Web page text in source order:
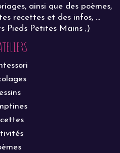
ainsi que des poèmes,
recettes et des infos, ...
Pieds Petites Mains ;)